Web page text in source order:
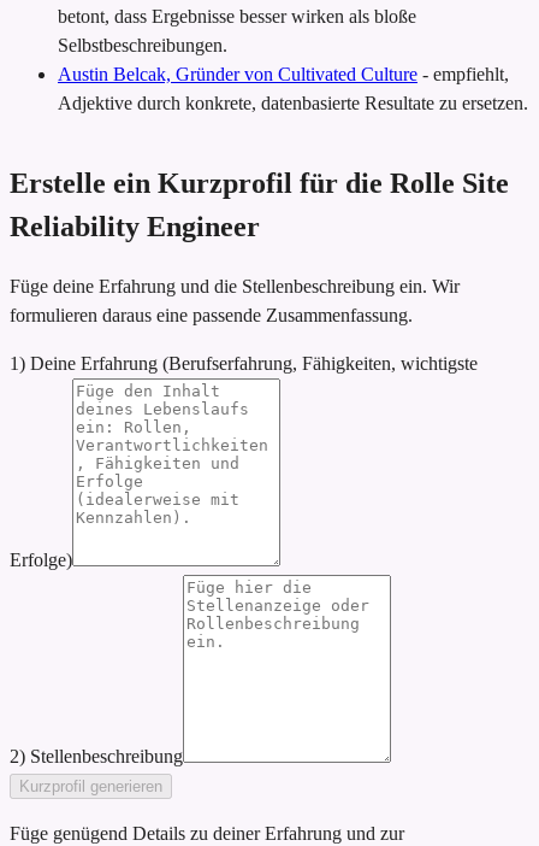
betont, dass Ergebnisse besser wirken als bloße
Selbstbeschreibungen.
Austin Belcak, Gründer von Cultivated Culture - empfiehlt,
Adjektive durch konkrete, datenbasierte Resultate zu ersetzen.
Erstelle ein Kurzprofil für die Rolle Site
Reliability Engineer
Füge deine Erfahrung und die Stellenbeschreibung ein. Wir
formulieren daraus eine passende Zusammenfassung.
1) Deine Erfahrung (Berufserfahrung, Fähigkeiten, wichtigste
Erfolge)
2) Stellenbeschreibung
Kurzprofil generieren
Füge genügend Details zu deiner Erfahrung und zur